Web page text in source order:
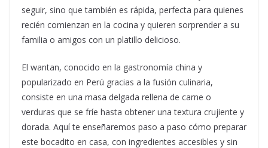
seguir, sino que también es rápida, perfecta para quienes
recién comienzan en la cocina y quieren sorprender a su
familia o amigos con un platillo delicioso.
El wantan, conocido en la gastronomía china y
popularizado en Perú gracias a la fusión culinaria,
consiste en una masa delgada rellena de carne o
verduras que se fríe hasta obtener una textura crujiente y
dorada. Aquí te enseñaremos paso a paso cómo preparar
este bocadito en casa, con ingredientes accesibles y sin